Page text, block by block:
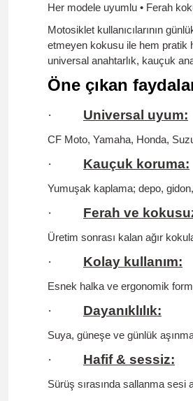
Her modele uyumlu • Ferah
Motosiklet kullanıcılarının
etmeyen kokusu ile hem pratik
universal anahtarlık, kauçuk
Öne çıkan
· Universal uyum:
CF Moto, Yamaha, Honda,
· Kauçuk koruma:
Yumuşak kaplama; depo,
· Ferah ve
Üretim sonrası kalan ağır
· Kolay kullanım:
Esnek halka ve ergonomik
· Dayanıklılık:
Suya, güneşe ve günlük
· Hafif & sessiz:
Sürüş sırasında sallanma sesi